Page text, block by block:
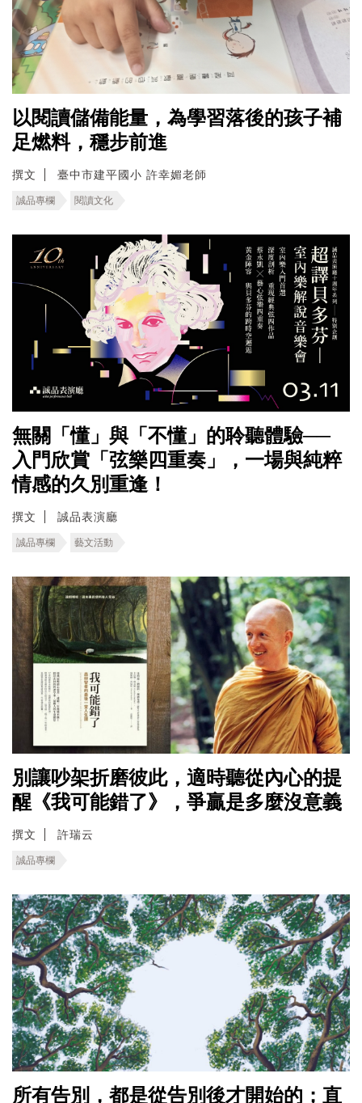
以閱讀儲備能量，為學習落後的孩子補
足燃料，穩步前進
撰文 臺中市建平國小 許幸媚老師
誠品專欄 閱讀文化
無關「懂」與「不懂」的聆聽體驗──
入門欣賞「弦樂四重奏」，一場與純粹
情感的久別重逢！
撰文 誠品表演廳
誠品專欄 藝文活動
別讓吵架折磨彼此，適時聽從內心的提
醒《我可能錯了》，爭贏是多麼沒意義
撰文 許瑞云
誠品專欄
所有告別，都是從告別後才開始的；直